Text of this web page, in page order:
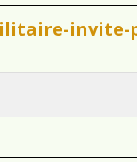
invite-